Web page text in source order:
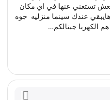
تستغني عنها في اي مكان
عندك سينما منزليه جوه
الكهربا جبنالكم...